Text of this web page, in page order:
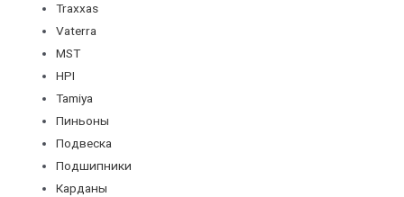
Traxxas
Vaterra
MST
HPI
Tamiya
Пиньоны
Подвеска
Подшипники
Карданы